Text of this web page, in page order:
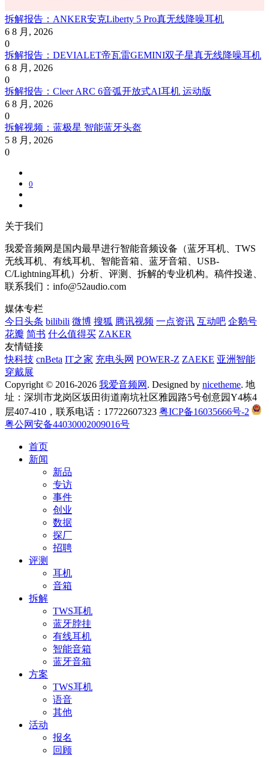
拆解报告：ANKER安克Liberty 5 Pro真无线降噪耳机
6 8 月, 2026
0
拆解报告：DEVIALET帝瓦雷GEMINI双子星真无线降噪耳机
6 8 月, 2026
0
拆解报告：Cleer ARC 6音弧开放式AI耳机 运动版
6 8 月, 2026
0
拆解视频：蓝极星 智能蓝牙头盔
5 8 月, 2026
0
0
关于我们
我爱音频网是国内最早进行智能音频设备（蓝牙耳机、TWS
无线耳机、有线耳机、智能音箱、蓝牙音箱、USB-
C/Lightning耳机）分析、评测、拆解的专业机构。稿件投递、
联系我们：info@52audio.com
媒体专栏
今日头条 bilibili 微博 搜狐 腾讯视频 一点资讯 互动吧 企鹅号
花瓣 简书 什么值得买 ZAKER
友情链接
快科技 cnBeta IT之家 充电头网 POWER-Z ZAEKE 亚洲智能
穿戴展
Copyright © 2016-2026 我爱音频网 . Designed by nicetheme. 地
址：深圳市龙岗区坂田街道南坑社区雅园路5号创意园Y4栋4
层407-410，联系电话：17722607323 粤ICP备16035666号-2
粤公网安备44030002009016号
首页
新闻
新品
专访
事件
创业
数据
探厂
招聘
评测
耳机
音箱
拆解
TWS耳机
蓝牙脖挂
有线耳机
智能音箱
蓝牙音箱
方案
TWS耳机
语音
其他
活动
报名
回顾